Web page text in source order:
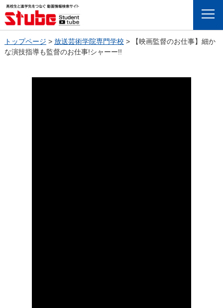
Menu
トップページ > 放送芸術学院専門学校 >
【映画監督のお仕事】細か
な演技指導も監督のお仕事!シャーー!!